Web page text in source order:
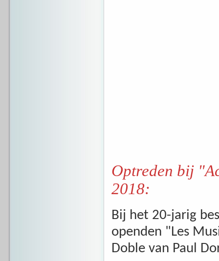
Optreden bij
2018:
Bij het 20-jarig
openden "Les
Doble van Paul